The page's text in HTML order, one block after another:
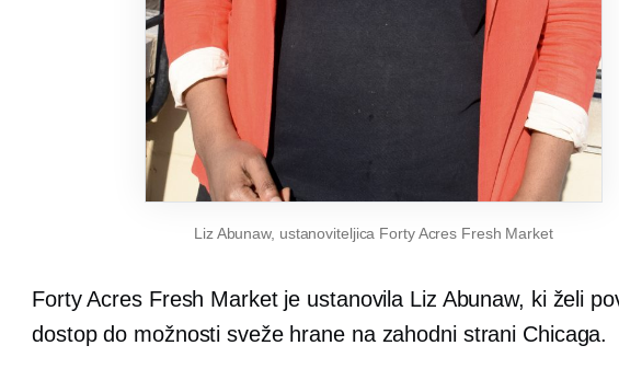
Liz Abunaw, ustanoviteljica Forty Acres Fresh Market
Forty Acres Fresh Market je ustanovila Liz Abunaw, ki želi
dostop do možnosti sveže hrane na zahodni strani Chicaga.